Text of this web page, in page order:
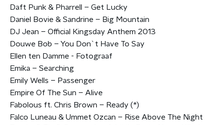
Daft Punk & Pharrell – Get Lucky
Daniel Bovie & Sandrine – Big Mountain
DJ Jean – Official Kingsday Anthem 2013
Douwe Bob – You Don`t Have To Say
Ellen ten Damme - Fotograaf
Emika – Searching
Emily Wells – Passenger
Empire Of The Sun – Alive
Fabolous ft. Chris Brown – Ready (*)
Falco Luneau & Ummet Ozcan – Rise Above The Night